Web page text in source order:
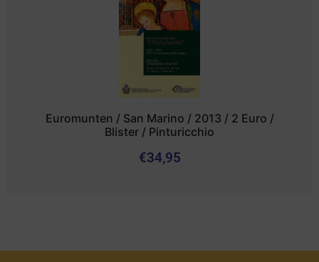
Euromunten / San Marino / 2013 / 2 Euro /
Blister / Pinturicchio
€34,95